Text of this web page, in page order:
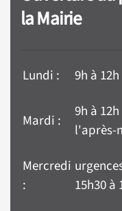
la Mairie
Lundi : 9h à
Mardi :
9h à
l'après-
Mercredi
:
15h30 à